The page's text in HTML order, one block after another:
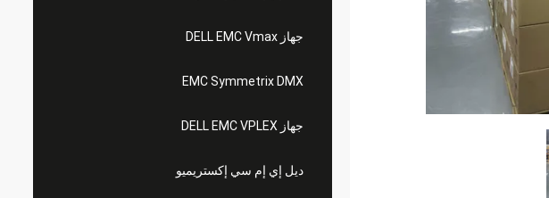
جهاز DELL EMC Vmax
EMC Symmetrix DMX
جهاز DELL EMC VPLEX
ديل إي إم سي إكستريميو